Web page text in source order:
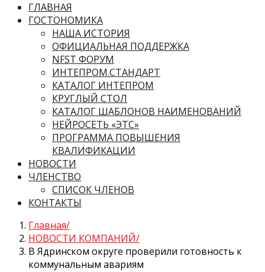
ГЛАВНАЯ
ГОСТОНОМИКА
НАША ИСТОРИЯ
ОФИЦИАЛЬНАЯ ПОДДЕРЖКА
NFST ФОРУМ
ИНТЕПРОМ.СТАНДАРТ
КАТАЛОГ ИНТЕПРОМ
КРУГЛЫЙ СТОЛ
КАТАЛОГ ШАБЛОНОВ НАИМЕНОВАНИЙ
НЕЙРОСЕТЬ «ЭТС»
ПРОГРАММА ПОВЫШЕНИЯ
КВАЛИФИКАЦИИ
НОВОСТИ
ЧЛЕНСТВО
СПИСОК ЧЛЕНОВ
КОНТАКТЫ
Главная
НОВОСТИ КОМПАНИЙ
В Ядринском округе проверили готовность к
коммунальным авариям